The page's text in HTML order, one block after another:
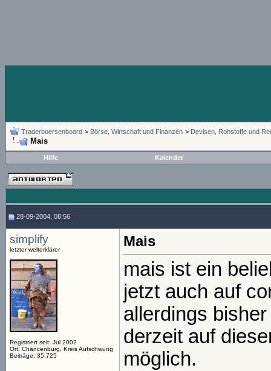
Traderboersenboard > Börse, Wirtschaft und Finanzen > Devisen, Rohstoffe und
Mais
Hilfe Kalender
28-09-2004, 08:56
simplify
letzter welterklärer
Registriert seit: Jul 2002
Ort: Chancenburg, Kreis Aufschwung
Beiträge: 35.725
Mais
mais ist ein
jetzt auch auf
allerdings
derzeit auf
möglich.